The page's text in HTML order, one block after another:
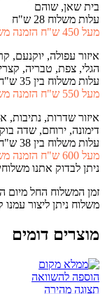
בית שאן, שוהם
עלות משלוח 28 ש"ח
מעל 450 ש"ח הזמנה משלוח חינם
איזור עפולה, יוקנעם,
הגלי, צפת, טבריה,
עלות משלוח בין 35 ש"ח
מעל 550 ש"ח הזמנה משלוח חינם
איזור שדרות,
דימונה, ירוחם, שדה
עלות משלוח בין 38 ש"ח (משתנה לפי איזור)
מעל 600 ש"ח הזמנה משלוח חינם
ניתן לבדוק אתנו
משלוח ניתן ליצור
מוצרים דומים
הוספה להשוואה
תצוגה מהירה